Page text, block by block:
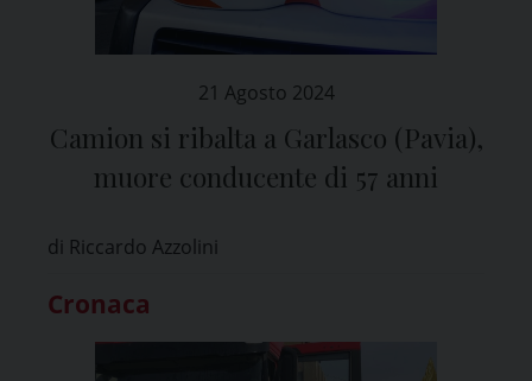
21 Agosto 2024
Camion si ribalta a Garlasco (Pavia),
muore conducente di 57 anni
di Riccardo Azzolini
Cronaca